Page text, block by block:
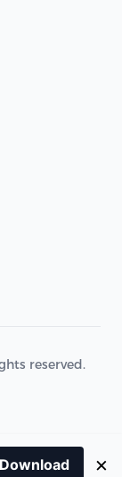
reserved.
Download ×